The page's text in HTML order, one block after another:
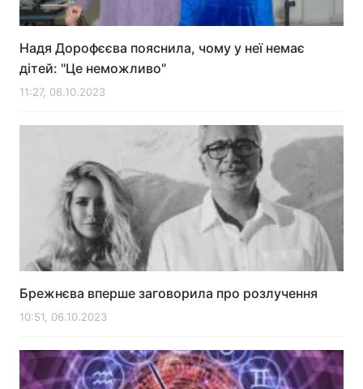
Надя Дорофєєва пояснила, чому у неї немає
дітей: "Це неможливо"
11:27, 06.10.2023
Брежнєва вперше заговорила про розлучення
10:51, 06.10.2023